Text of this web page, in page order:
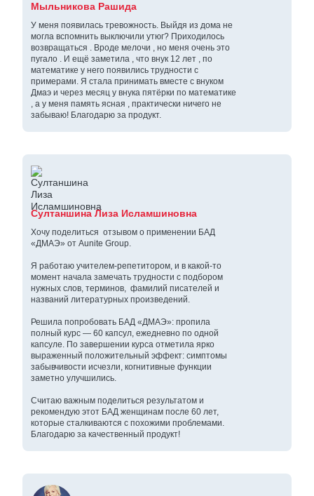
Мыльникова Рашида
У меня появилась тревожность. Выйдя из дома не
могла вспомнить выключили утюг? Приходилось
возвращаться . Вроде мелочи , но меня очень это
пугало . И ещё заметила , что внук 12 лет , по
математике у него появились трудности с
примерами. Я стала принимать вместе с внуком
Дмаэ и через месяц у внука пятёрки по математике
, а у меня память ясная , практически ничего не
забываю! Благодарю за продукт.
Султаншина Лиза Исламшиновна
Хочу поделиться отзывом о применении БАД
«ДМАЭ» от Aunite Group.
Я работаю учителем‑репетитором, и в какой‑то
момент начала замечать трудности с подбором
нужных слов, терминов, фамилий писателей и
названий литературных произведений.
Решила попробовать БАД «ДМАЭ»: пропила
полный курс — 60 капсул, ежедневно по одной
капсуле. По завершении курса отметила ярко
выраженный положительный эффект: симптомы
забывчивости исчезли, когнитивные функции
заметно улучшились.
Считаю важным поделиться результатом и
рекомендую этот БАД женщинам после 60 лет,
которые сталкиваются с похожими проблемами.
Благодарю за качественный продукт!